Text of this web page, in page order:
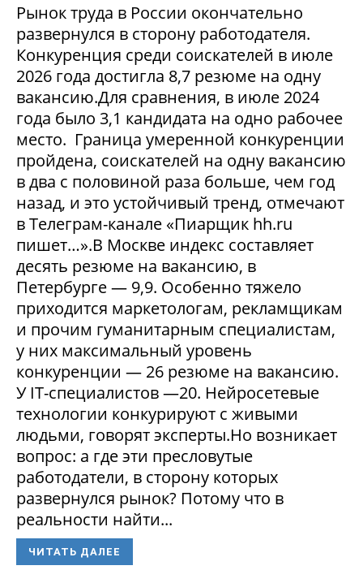
Рынок труда в России окончательно
развернулся в сторону работодателя.
Конкуренция среди соискателей в июле
2026 года достигла 8,7 резюме на одну
вакансию.Для сравнения, в июле 2024
года было 3,1 кандидата на одно рабочее
место. Граница умеренной конкуренции
пройдена, соискателей на одну вакансию
в два с половиной раза больше, чем год
назад, и это устойчивый тренд, отмечают
в Телеграм-канале «Пиарщик hh.ru
пишет…».В Москве индекс составляет
десять резюме на вакансию, в
Петербурге — 9,9. Особенно тяжело
приходится маркетологам, рекламщикам
и прочим гуманитарным специалистам,
у них максимальный уровень
конкуренции — 26 резюме на вакансию.
У IT-специалистов —20. Нейросетевые
технологии конкурируют с живыми
людьми, говорят эксперты.Но возникает
вопрос: а где эти пресловутые
работодатели, в сторону которых
развернулся рынок? Потому что в
реальности найти...
ЧИТАТЬ ДАЛЕЕ